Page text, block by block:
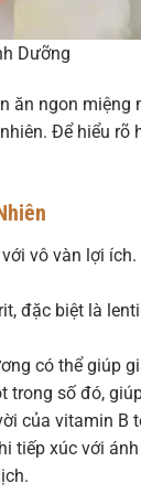
Dưỡng
ăn ngon
Để hiểu
vô vàn lợi
đặc biệt là
có thể giúp
số đó,
của vitamin B
tiếp xúc với